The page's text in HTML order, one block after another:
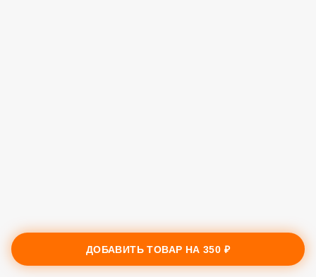
ДОБАВИТЬ ТОВАР НА350 ₽